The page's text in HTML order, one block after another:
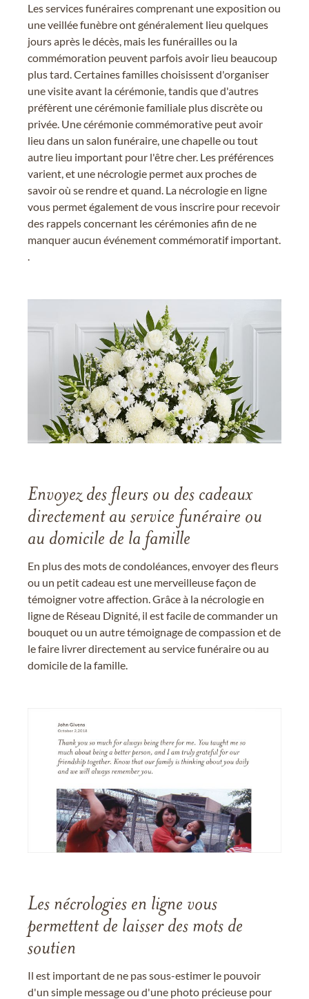
Les services funéraires comprenant une exposition ou
une veillée funèbre ont généralement lieu quelques
jours après le décès, mais les funérailles ou la
commémoration peuvent parfois avoir lieu beaucoup
plus tard. Certaines familles choisissent d'organiser
une visite avant la cérémonie, tandis que d'autres
préfèrent une cérémonie familiale plus discrète ou
privée. Une cérémonie commémorative peut avoir
lieu dans un salon funéraire, une chapelle ou tout
autre lieu important pour l'être cher. Les préférences
varient, et une nécrologie permet aux proches de
savoir où se rendre et quand. La nécrologie en ligne
vous permet également de vous inscrire pour recevoir
des rappels concernant les cérémonies afin de ne
manquer aucun événement commémoratif important.
Envoyez des fleurs ou des cadeaux
directement au service funéraire ou
au domicile de la famille
En plus des mots de condoléances, envoyer des fleurs
ou un petit cadeau est une merveilleuse façon de
témoigner votre affection. Grâce à la nécrologie en
ligne de Réseau Dignité, il est facile de commander un
bouquet ou un autre témoignage de compassion et de
le faire livrer directement au service funéraire ou au
domicile de la famille.
Les nécrologies en ligne vous
permettent de laisser des mots de
soutien
Il est important de ne pas sous-estimer le pouvoir
d'un simple message ou d'une photo précieuse pour